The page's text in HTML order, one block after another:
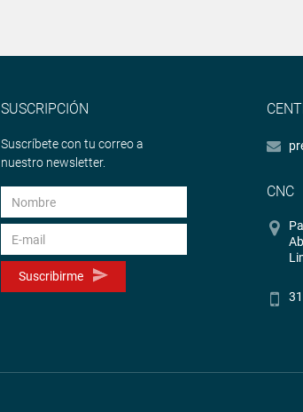
SUSCRIPCIÓN
Suscríbete con tu correo a
nuestro newsletter.
Suscribirme
CNC